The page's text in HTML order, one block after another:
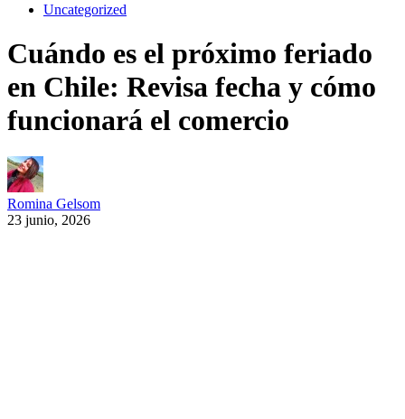
Uncategorized
Cuándo es el próximo feriado
en Chile: Revisa fecha y cómo
funcionará el comercio
Romina Gelsom
23 junio, 2026